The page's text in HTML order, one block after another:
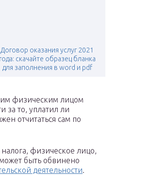
Договор оказания услуг 2021
года: скачайте образец бланка
для заполнения в word и pdf
физическим лицом
за то, уплатил ли
отчитаться сам по
физическое лицо,
быть обвинено
деятельности.